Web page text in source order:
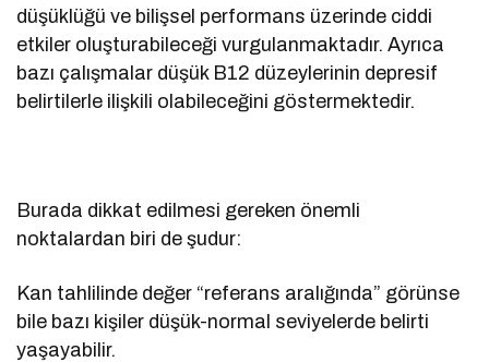
düşüklüğü ve bilişsel performans üzerinde ciddi
etkiler oluşturabileceği vurgulanmaktadır. Ayrıca
bazı çalışmalar düşük B12 düzeylerinin depresif
belirtilerle ilişkili olabileceğini göstermektedir.
Burada dikkat edilmesi gereken önemli
noktalardan biri de şudur:
Kan tahlilinde değer “referans aralığında” görünse
bile bazı kişiler düşük-normal seviyelerde belirti
yaşayabilir.